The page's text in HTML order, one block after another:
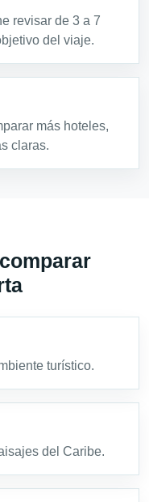
revisar de 3 a 7
del viaje.
más hoteles,
claras.
turístico.
del Caribe.